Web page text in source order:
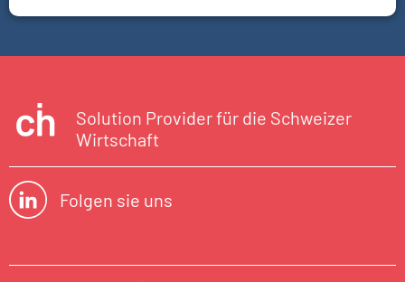
Solution Provider für die Schweizer
Wirtschaft
Folgen sie uns